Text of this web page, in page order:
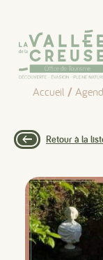
Accueil /
Retour à la